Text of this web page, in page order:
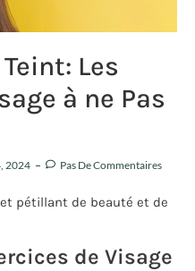
Les
à ne Pas
2024 Pas De Commentaires
pétillant de beauté et de
de Visage